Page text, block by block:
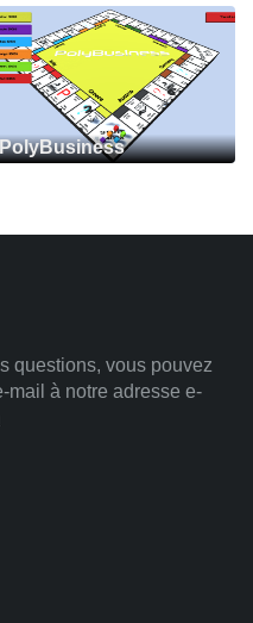
PolyBusiness
questions, vous pouvez
mail à notre adresse e-